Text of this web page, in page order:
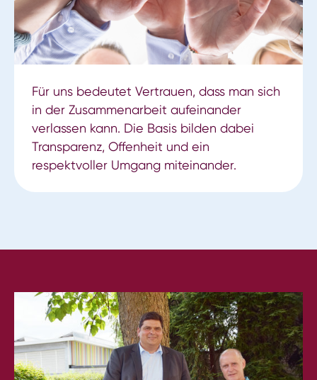
Für uns bedeutet Vertrauen, dass man sich
in der Zusammenarbeit aufeinander
verlassen kann. Die Basis bilden dabei
Transparenz, Offenheit und ein
respektvoller Umgang miteinander.